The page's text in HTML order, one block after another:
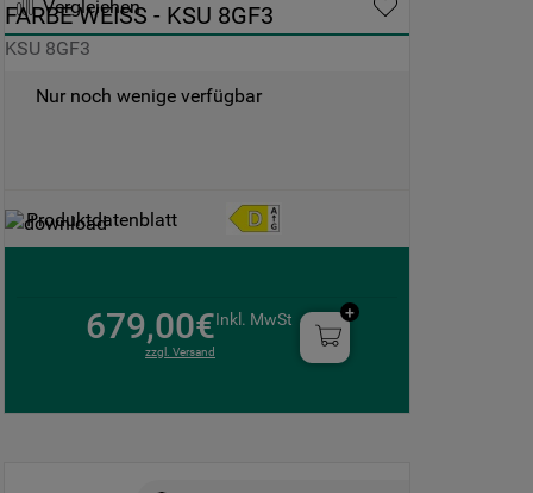
Vergleichen
FARBE WEISS - KSU 8GF3
KSU 8GF3
Nur noch wenige verfügbar
Produktdatenblatt
679,00€Inkl. MwSt
zzgl. Versand